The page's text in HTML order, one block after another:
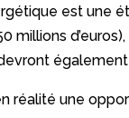
est une
millions
également
réalité une